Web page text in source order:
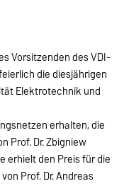
Vorsitzenden des VDI-
die diesjährigen
Elektrotechnik und
erhalten, die
Prof. Dr. Zbigniew
erhielt den Preis für die
Prof. Dr. Andreas